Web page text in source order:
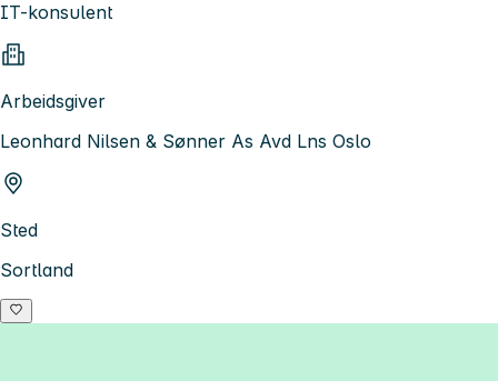
IT-konsulent
Arbeidsgiver
Leonhard Nilsen & Sønner As Avd Lns Oslo
Sted
Sortland